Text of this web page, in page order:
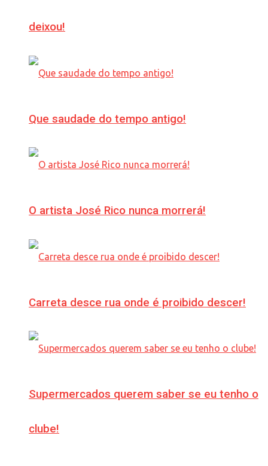
deixou!
Que saudade do tempo antigo!
O artista José Rico nunca morrerá!
Carreta desce rua onde é proibido descer!
Supermercados querem saber se eu tenho o
clube!